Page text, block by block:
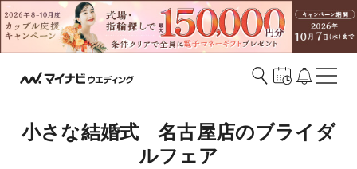
小さな結婚式　名古屋店のブライダ
ルフェア